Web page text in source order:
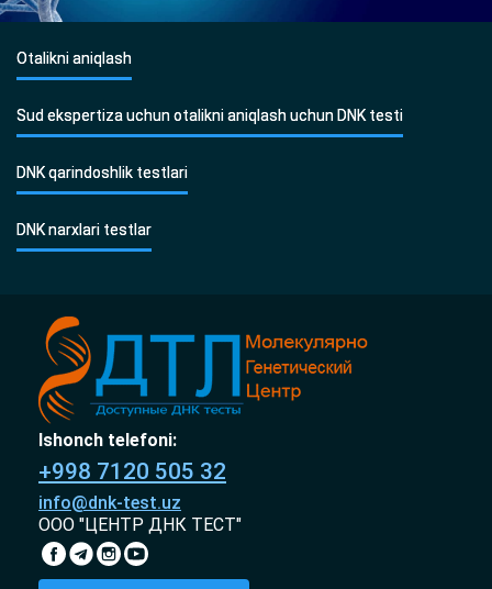
Otalikni aniqlash
Sud ekspertiza uchun otalikni aniqlash uchun DNK testi
DNK qarindoshlik testlari
DNK narxlari testlar
Ishonch telefoni:
+998 7120 505 32
info@dnk-test.uz
ООО "ЦЕНТР ДНК ТЕСТ"